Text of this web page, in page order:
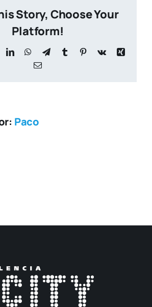
Story, Choose Your
Platform!
LinkedInWhatsApp
TelegramTumblr Pinterest
Vk
Xing
Correo
Paco